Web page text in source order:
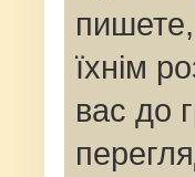
їхнім
вас до